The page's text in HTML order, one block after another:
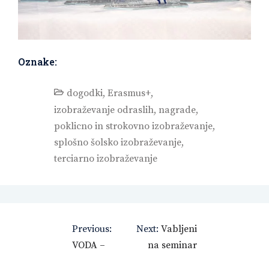
Oznake:
dogodki, Erasmus+,
izobraževanje odraslih, nagrade,
poklicno in strokovno izobraževanje,
splošno šolsko izobraževanje,
terciarno izobraževanje
Navigacija
prispevka
Previous:
VODA –
Next: Vabljeni
na seminar